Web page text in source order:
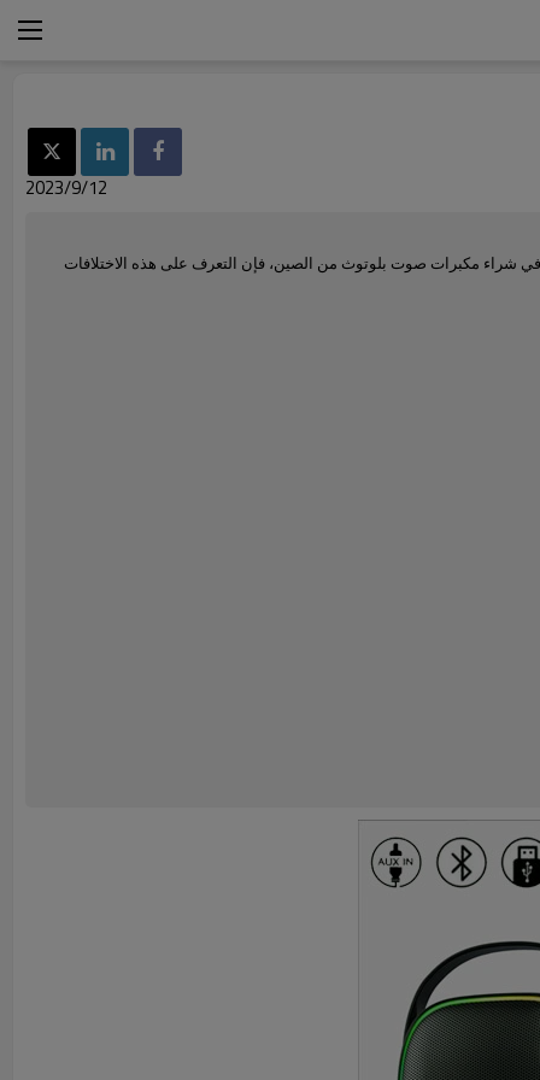
2023/9/12
في شراء مكبرات صوت بلوتوث من الصين، فإن التعرف على هذه الاختلافات